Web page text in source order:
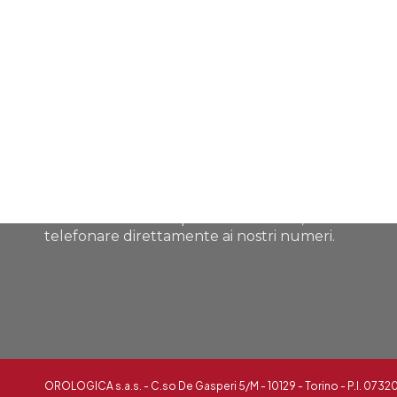
telefonare direttamente ai nostri numeri.
OROLOGICA s.a.s. - C.so De Gasperi 5/M - 10129 - Torino - P.I.